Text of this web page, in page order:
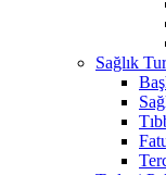
Sağlık